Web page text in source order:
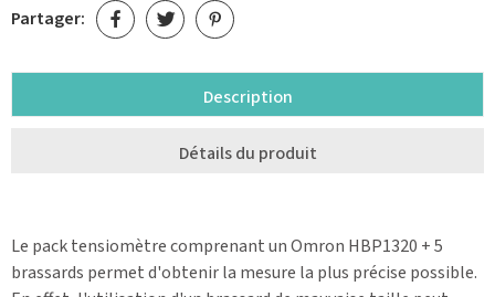
Partager:
Description
Détails du produit
Le pack tensiomètre comprenant un Omron HBP1320 + 5
brassards permet d'obtenir la mesure la plus précise possible.